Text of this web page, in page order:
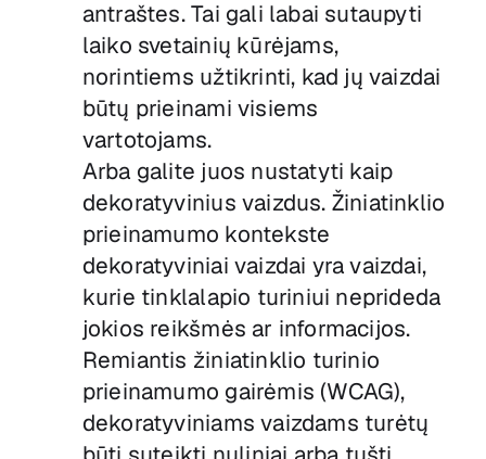
antraštes. Tai gali labai sutaupyti
laiko svetainių kūrėjams,
norintiems užtikrinti, kad jų vaizdai
būtų prieinami visiems
vartotojams.
Arba galite juos nustatyti kaip
dekoratyvinius vaizdus. Žiniatinklio
prieinamumo kontekste
dekoratyviniai vaizdai yra vaizdai,
kurie tinklalapio turiniui neprideda
jokios reikšmės ar informacijos.
Remiantis žiniatinklio turinio
prieinamumo gairėmis (WCAG),
dekoratyviniams vaizdams turėtų